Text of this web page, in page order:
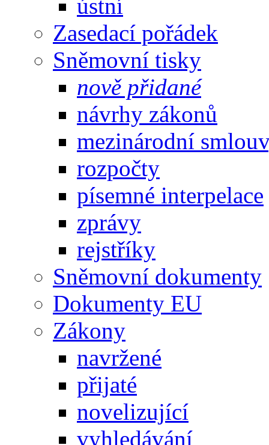
ústní
Zasedací pořádek
Sněmovní tisky
nově přidané
návrhy zákonů
mezinárodní
rozpočty
písemné interpelace
zprávy
rejstříky
Sněmovní dokumenty
Dokumenty EU
Zákony
navržené
přijaté
novelizující
vyhledávání